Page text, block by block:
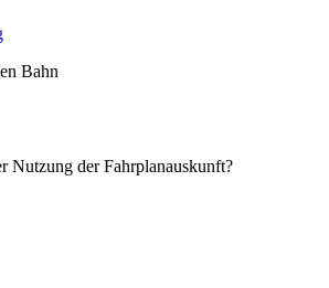
Bahn
Nutzung der Fahrplanauskunft?